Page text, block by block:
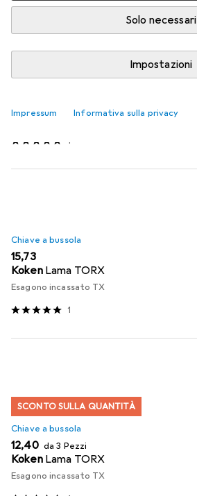
Solo necessari
Impostazioni
Impressum Informativa sulla privacy
Elenco dei prodotti
Esagono incassato TX
1
Chiave a bussola
EUR
15,73
Koken Lama TORX
Esagono incassato TX
1
SCONTO SULLA QUANTITÀ
Chiave a bussola
EUR
12,40 da 3 Pezzi
Koken Lama TORX
Esagono incassato TX